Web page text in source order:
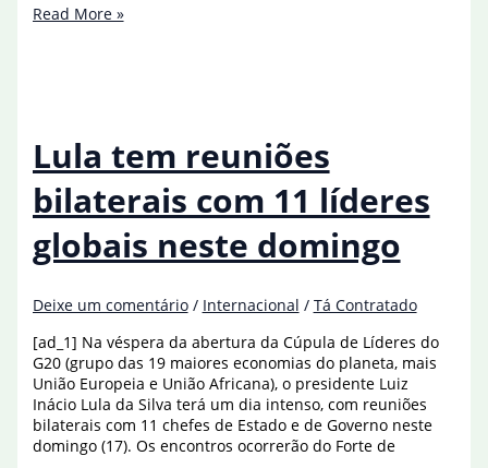
Gleisi
líderes
do
Congresso
Read More »
Lula tem reuniões
bilaterais com 11 líderes
globais neste domingo
Deixe um comentário / Internacional / Tá Contratado
[ad_1] Na véspera da abertura da Cúpula de Líderes do
G20 (grupo das 19 maiores economias do planeta, mais
União Europeia e União Africana), o presidente Luiz
Inácio Lula da Silva terá um dia intenso, com reuniões
bilaterais com 11 chefes de Estado e de Governo neste
domingo (17). Os encontros ocorrerão do Forte de